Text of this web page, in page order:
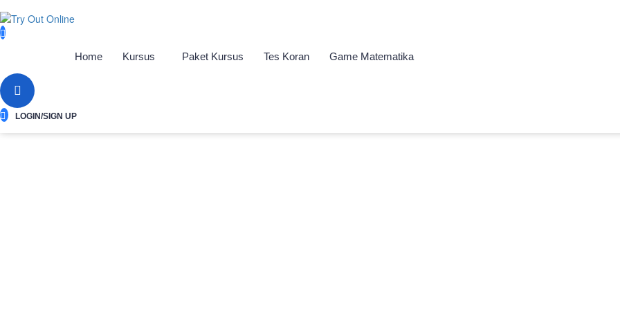
Home Kursus Paket Kursus Tes Koran Game Matematika
LOGIN/SIGN UP